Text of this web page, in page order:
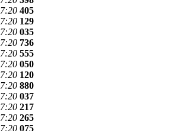
405
129
035
736
555
050
120
880
037
217
265
075